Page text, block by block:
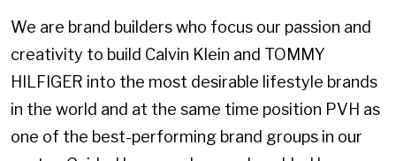
We are brand builders who focus our passion and
creativity to build Calvin Klein and TOMMY
HILFIGER into the most desirable lifestyle brands
in the world and at the same time position PVH as
one of the best-performing brand groups in our